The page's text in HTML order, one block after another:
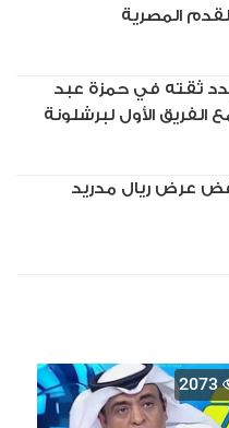
المصرية
ثقته في حمزة عبد
الفريق الأول لبرشلونة
عرض ريال مدريد
2073